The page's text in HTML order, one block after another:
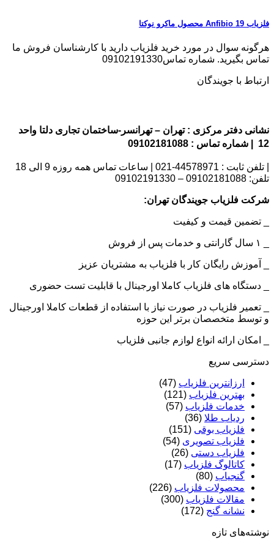
فلزیاب Anfibio 19 محصول ماکرو نوکتا
هرگونه سوال در مورد خرید فلزیاب دارید با کارشناسان فروش ما
تماس بگیرید. شماره تماس09102191330
ارتباط با جویندگان
نشانی دفتر مرکزی : تهران – تهرانسر-ساختمان تجاری دلتا واحد
12 | شماره تماس : 09102181088
| تلفن ثابت : 44578971-021 | ساعات تماس همه روزه 9 الی 18
تلفن: 09102181088 – 09102191330
شرکت فلزیاب جویندگان تهران:
_ تضمین قیمت و کیفیت
_ آموزش رایگان کار با فلزیاب به مشتریان عزیز
_ دستگاه های فلزیاب کاملا اورجینال با قابلیت تست حضوری
_ تعمیر فلزیاب در صورت نیاز با استفاده از قطعات کاملا اورجینال
و توسط متخصصان برتر این حوزه
_ امکان ارائه انواع لوازم جانبی فلزیاب
دسترسی سریع
ارزانترین فلزیاب (47)
بهترین فلزیاب (121)
خدمات فلزیاب (57)
ردیاب طلا (36)
فلزیاب بوقی (151)
فلزیاب تصویری (54)
فلزیاب دستی (26)
کاتالوگ فلزیاب (17)
گنجیاب (80)
محصولات فلزیاب (226)
مقالات فلزیاب (300)
نشانه گنج (172)
نوشته‌های تازه